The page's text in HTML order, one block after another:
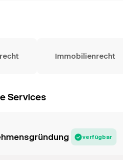
Immobilienrecht
Services
verfügbar